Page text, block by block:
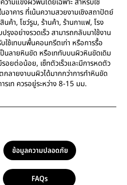
ามแข็งผิวพื้นโดยเฉพาะ สำหรับใช้
าคาร ที่เน้นความสวยงามเชิงสถาปัตย์
ค้า, โชว์รูม, ร้านค้า, ร้านกาแฟ, โรง
รุงอย่างรวดเร็ว สามารถกลับมาใช้งาน
ใช้เทบนพื้นคอนกรีตเก่า หรือการรื้อ
ป็นลายหินขัด หรือเททับบนผิวหินขัดเดิม
อยต่อน้อย, เซ็ทตัวเร็วและมีการหดตัว
ลายงาบนผิวได้มากกว่าการทำหินขัด
รเท ควรอยู่ระหว่าง 8-15 มม.
ข้อมูลความปลอดภัย
FAQs